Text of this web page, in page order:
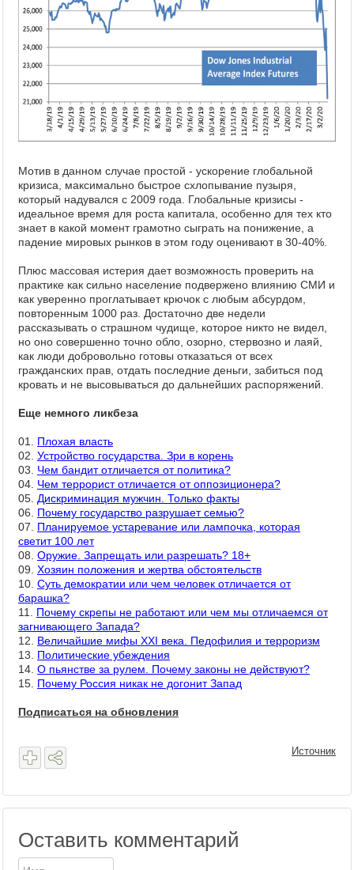
Мотив в данном случае простой - ускорение глобальной
кризиса, максимально быстрое схлопывание пузыря,
который надувался с 2009 года. Глобальные кризисы -
идеальное время для роста капитала, особенно для тех кто
знает в какой момент грамотно сыграть на понижение, а
падение мировых рынков в этом году оценивают в 30-40%.
Плюс массовая истерия дает возможность проверить на
практике как сильно население подвержено влиянию СМИ и
как уверенно проглатывает крючок с любым абсурдом,
повторенным 1000 раз. Достаточно две недели
рассказывать о страшном чудище, которое никто не видел,
но оно совершенно точно обло, озорно, стервозно и лаяй,
как люди добровольно готовы отказаться от всех
гражданских прав, отдать последние деньги, забиться под
кровать и не высовываться до дальнейших распоряжений.
Еще немного ликбеза
01. Плохая власть
02. Устройство государства. Зри в корень
03. Чем бандит отличается от политика?
04. Чем террорист отличается от оппозиционера?
05. Дискриминация мужчин. Только факты
06. Почему государство разрушает семью?
07. Планируемое устаревание или лампочка, которая
светит 100 лет
08. Оружие. Запрещать или разрешать? 18+
09. Хозяин положения и жертва обстоятельств
10. Суть демократии или чем человек отличается от
барашка?
11. Почему скрепы не работают или чем мы отличаемся от
загнивающего Запада?
12. Величайшие мифы XXI века. Педофилия и терроризм
13. Политические убеждения
14. О пьянстве за рулем. Почему законы не действуют?
15. Почему Россия никак не догонит Запад
Подписаться на обновления
Источник
Оставить комментарий